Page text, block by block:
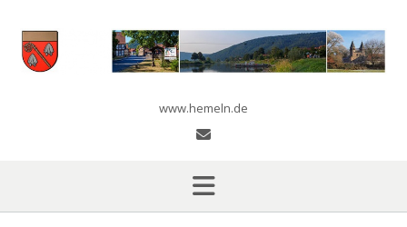
content
www.hemeln.de